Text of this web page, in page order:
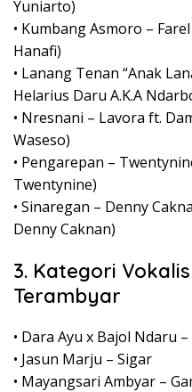
Yuniarto)
• Kumbang Asmoro –
Hanafi)
• Lanang Tenan “Anak
Helarius Daru A.K.A
• Nresnani – Lavora ft.
Waseso)
• Pengarepan –
Twentynine)
• Sinaregan – Denny
Denny Caknan)
3. Kategori
Terambyar
• Dara Ayu x Bajol Ndaru
• Jasun Marju – Sigar
• Mayangsari Ambyar –